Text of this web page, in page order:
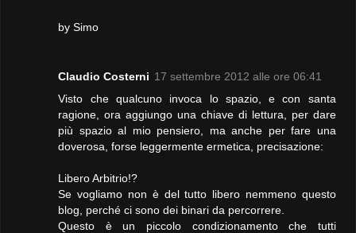
by Simo
Claudio Costerni 17 settembre 2012 alle ore 06:41
Visto che qualcuno invoca lo spazio, e con santa
ragione, ora aggiungo una chiave di lettura, per dare
più spazio al mio pensiero, ma anche per fare una
doverosa, forse leggermente ermetica, precisazione:
Libero Arbitrio!?
Se vogliamo non è del tutto libero nemmeno questo
blog, perché ci sono dei binari da percorrere.
Questo è un piccolo condizionamento che tutti